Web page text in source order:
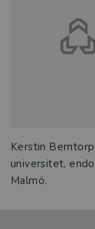
Kerstin
universitet,
Malmö.